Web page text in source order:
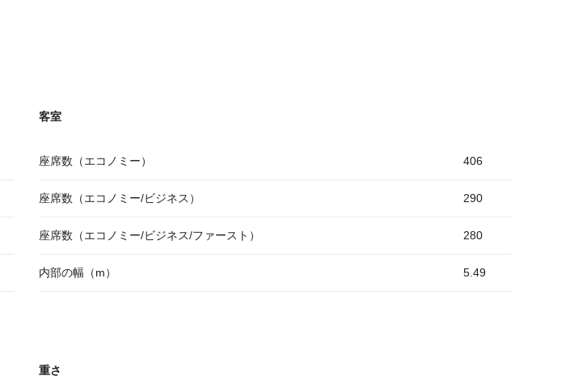
客室
座席数（エコノミー） 406
座席数（エコノミー/ビジネス） 290
座席数（エコノミー/ビジネス/ファースト） 280
内部の幅（m） 5.49
重さ